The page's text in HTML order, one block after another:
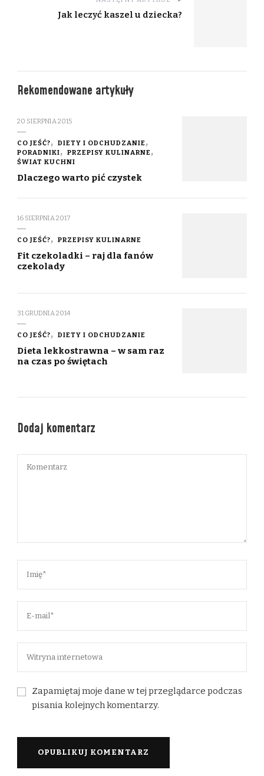
Jak leczyć kaszel u dziecka?
Rekomendowane artykuły
20 SIERPNIA 2015
CO JEŚĆ?
DIETY I ODCHUDZANIE
PORADNIKI
PRZEPISY KULINARNE
ŚWIAT KUCHNI
Dlaczego warto pić czystek
16 SIERPNIA 2017
CO JEŚĆ? PRZEPISY KULINARNE
Fit czekoladki – raj dla fanów
czekolady
31 GRUDNIA 2014
CO JEŚĆ? DIETY I ODCHUDZANIE
Dieta lekkostrawna – w sam raz
na czas po świętach
Dodaj komentarz
Zapamiętaj moje dane w tej przeglądarce podczas
pisania kolejnych komentarzy.